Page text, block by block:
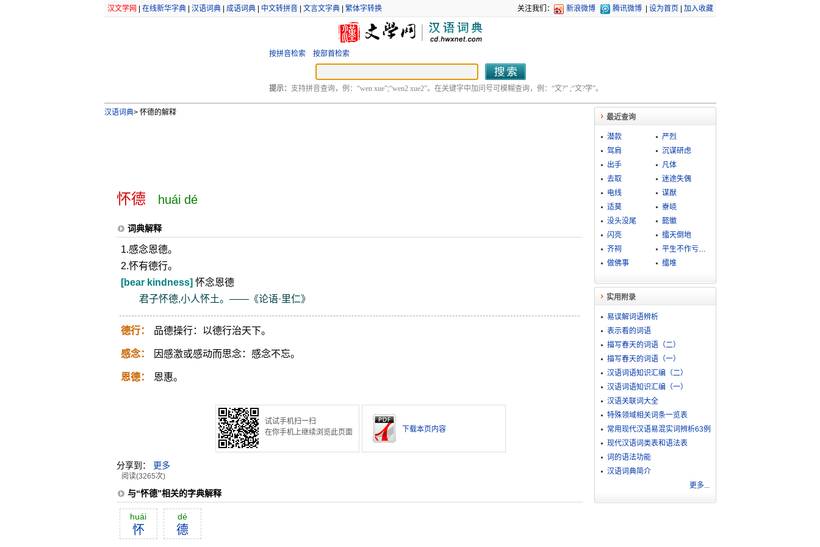
汉文学网 在线新华字典| 汉语词典| 成语词典| 中文转拼音| 文言文字典| 繁体字转换 关注我们： 新浪微博 腾讯微博 设为首页 加入收藏
按拼音检索 按部首检索
提示： 支持拼音查询，例：“wen xue”;“wen2 xue2”。在关键字中加问号可模糊查询，例：“文?” ;“文?学”。
汉语词典>怀德的解释
怀德 huái dé
词典解释
1.感念恩德。
2.怀有德行。
[bear kindness] 怀念恩德
君子怀德,小人怀土。——《论语·里仁》
德行： 品德操行：以德行治天下。
感念： 因感激或感动而思念：感念不忘。
恩德： 恩惠。
试试手机扫一扫
在你手机上继续浏览此页面
下载本页内容
分享到： 更多
阅读(3265次)
与“怀德”相关的字典解释
huái
怀
dé
德
最近查询
潜款
严烈
驾肩
沉谋研虑
出手
凡体
去取
迷途失偶
电线
谋猷
适莫
嶚峣
没头没尾
懿徽
闪亮
擂天倒地
齐祠
平生不作亏心事，夜半敲门不吃惊
做佛事
擂堆
实用附录
易误解词语辨析
表示看的词语
描写春天的词语（二）
描写春天的词语（一）
汉语词语知识汇编（二）
汉语词语知识汇编（一）
汉语关联词大全
特殊领域相关词条一览表
常用现代汉语易混实词辨析63例
现代汉语词类表和语法表
词的语法功能
汉语词典简介
更多...